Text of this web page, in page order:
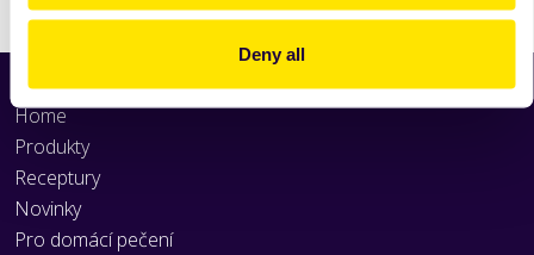
Deny all
Home
Produkty
Receptury
Novinky
Pro domácí pečení